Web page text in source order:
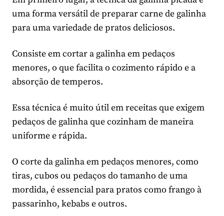
uma forma versátil de preparar carne de galinha
para uma variedade de pratos deliciosos.
Consiste em cortar a galinha em pedaços
menores, o que facilita o cozimento rápido e a
absorção de temperos.
Essa técnica é muito útil em receitas que exigem
pedaços de galinha que cozinham de maneira
uniforme e rápida.
O corte da galinha em pedaços menores, como
tiras, cubos ou pedaços do tamanho de uma
mordida, é essencial para pratos como frango à
passarinho, kebabs e outros.